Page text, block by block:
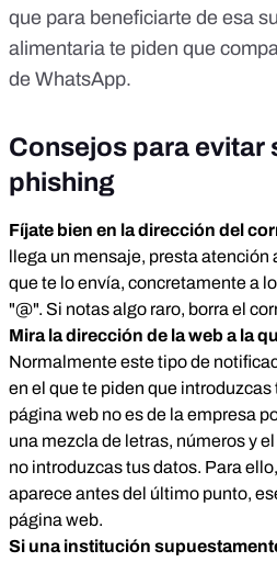
que para beneficiarte de esa
alimentaria te piden que
de WhatsApp.
Consejos para evitar
phishing
Fíjate bien en la dirección del
llega un mensaje, presta atención
que te lo envía, concretamente a
"@". Si notas algo raro, borra el
Mira la dirección de la web a la
Normalmente este tipo de
en el que te piden que introduzcas
página web no es de la empresa
una mezcla de letras, números y
no introduzcas tus datos. Para
aparece antes del último punto,
página web.
Si una institución